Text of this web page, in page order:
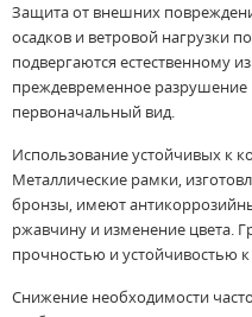
Защита от внешних
осадков и ветровой нагрузки
подвергаются естественному
преждевременное разрушение
первоначальный вид.
Использование устойчивых к
Металлические рамки,
бронзы, имеют
ржавчину и изменение цвета.
прочностью и устойчивостью к
Снижение необходимости